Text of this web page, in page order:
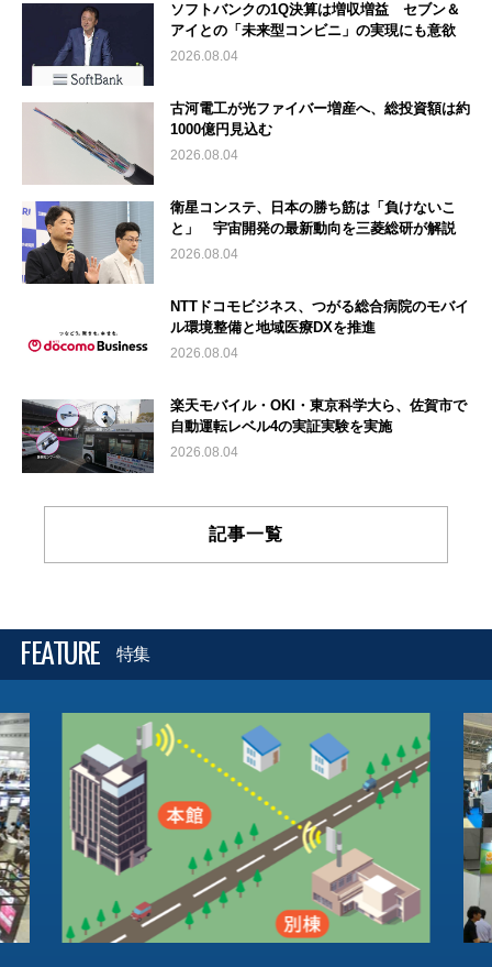
ソフトバンクの1Q決算は増収増益 セブン＆
アイとの「未来型コンビニ」の実現にも意欲
2026.08.04
古河電工が光ファイバー増産へ、総投資額は約
1000億円見込む
2026.08.04
衛星コンステ、日本の勝ち筋は「負けないこ
と」 宇宙開発の最新動向を三菱総研が解説
2026.08.04
NTTドコモビジネス、つがる総合病院のモバイ
ル環境整備と地域医療DXを推進
2026.08.04
楽天モバイル・OKI・東京科学大ら、佐賀市で
自動運転レベル4の実証実験を実施
2026.08.04
記事一覧
FEATURE 特集